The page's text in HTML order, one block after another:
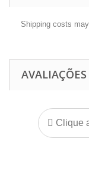
Shipping costs
AVALIAÇÕES
Clique